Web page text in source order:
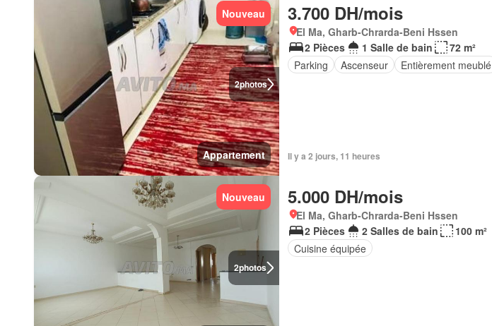
2photos
Nouveau
Appartement
3.700 DH/mois
El Ma, Gharb-Chrarda-Beni Hssen
2 Pièces
1 Salle de bain
72 m²
Parking
Ascenseur Entièrement meublé
Il y a 2 jours, 11 heures
2photos
Nouveau 5.000 DH/mois
El Ma, Gharb-Chrarda-Beni Hssen
2 Pièces
2 Salles de bain
100 m²
Cuisine équipée